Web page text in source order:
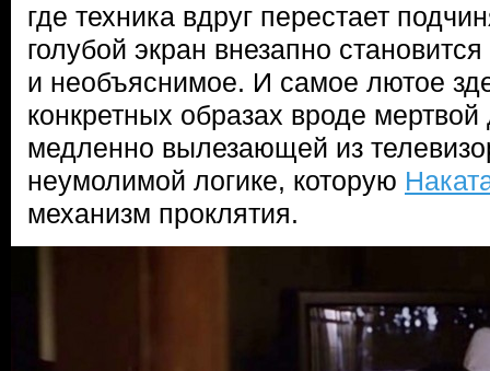
где техника вдруг перестает
голубой экран внезапно
и необъяснимое. И самое лютое
конкретных образах вроде
медленно вылезающей из
неумолимой логике, которую
механизм проклятия.